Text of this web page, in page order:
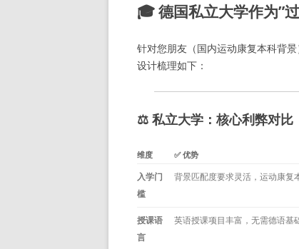
🎓 德国私立大学作为”
针对您朋友（国内运动康复本科背
设计梳理如下：
⚖️ 私立大学：核心利弊对比
维度 ✅ 优势
入学门
槛
背景匹配度要求灵活，运动康复
授课语
言
英语授课项目丰富，无需德语基